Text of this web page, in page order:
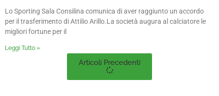
Lo Sporting Sala Consilina comunica di aver raggiunto un accordo
per il trasferimento di Attilio Arillo.La società augura al calciatore le
migliori fortune per il
Leggi Tutto »
Articoli Precedenti